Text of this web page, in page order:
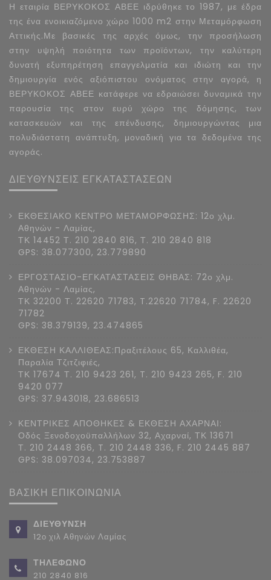
Η εταιρία ΒΕΡΥΚΟΚΟΣ ΑΒΕΕ ιδρύθηκε το 1987, με έδρα
της ένα ενοικιαζόμενο χώρο 1000 m2 στην Μεταμόρφωση
Αττικής.Με βασικές της αρχές όμως, την προσήλωση
στην υψηλή ποιότητα των προϊόντων, την καλύτερη
δυνατή εξυπηρέτηση επαγγελματία και ιδιώτη και την
δημιουργία ενός αξιόπιστου ονόματος στην αγορά, η
ΒΕΡΥΚΟΚΟΣ ΑΒΕΕ κατάφερε να εδραιώσει δυναμικά την
παρουσία της στον ευρύ χώρο της δόμησης, των
κατασκευών και της επένδυσης, δημιουργώντας μια
πολυδιάστατη ανάπτυξη, μοναδική για τα δεδομένα της
αγοράς.
ΔΙΕΥΘΥΝΣΕΙΣ ΕΓΚΑΤΑΣΤΑΣΕΩΝ
ΕΚΘΕΣΙΑΚΟ ΚΕΝΤΡΟ ΜΕΤΑΜΟΡΦΩΣΗΣ: 12ο χλμ.
Αθηνών - Λαμίας,
ΤΚ 14452 Τ. 210 2840 816, Τ. 210 2840 818
GPS: 38.077300, 23.779890
ΕΡΓΟΣΤΑΣΙΟ-ΕΓΚΑΤΑΣΤΑΣΕΙΣ ΘΗΒΑΣ: 72ο χλμ.
Αθηνών - Λαμίας,
ΤΚ 32200 Τ. 22620 71783, T.22620 71784, F. 22620
71782
GPS: 38.379139, 23.474865
ΕΚΘΕΣΗ ΚΑΛΛΙΘΕΑΣ:Πραξιτέλους 65, Καλλιθέα,
Παραλία Τζιτζιφιές,
ΤΚ 17674 Τ. 210 9423 261, T. 210 9423 265, F. 210
9420 077
GPS: 37.943018, 23.686513
ΚΕΝΤΡΙΚΕΣ ΑΠΟΘΗΚΕΣ & ΕΚΘΕΣΗ ΑΧΑΡΝΑΙ:
Οδός Ξενοδοχοϋπαλλήλων 32, Αχαρναί, ΤΚ 13671
Τ. 210 2448 366, T. 210 2448 336, F. 210 2445 887
GPS: 38.097034, 23.753887
ΒΑΣΙΚΗ ΕΠΙΚΟΙΝΩΝΙΑ
ΔΙΕΥΘΥΝΣΗ
12ο χιλ Αθηνών Λαμίας
ΤΗΛΕΦΩΝΟ
210 2840 816